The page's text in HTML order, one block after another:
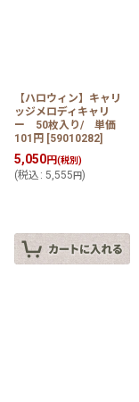
【ハロウィン】キャリ
ッジメロディキャリ
ー 50枚入り/ 単価
101円 [59010282]
5,050円(税別)
(税込 : 5,555 円)